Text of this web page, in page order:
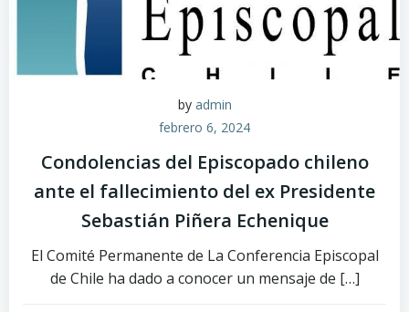
by admin
febrero 6, 2024
Condolencias del Episcopado chileno
ante el fallecimiento del ex Presidente
Sebastián Piñera Echenique
El Comité Permanente de La Conferencia Episcopal
de Chile ha dado a conocer un mensaje de […]